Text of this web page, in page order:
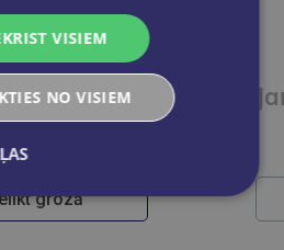
Paul, Lisa & Co PLUS A1/1 Kursbuch plus interaktive Version
grozā
VISIEM
NO VISIEM